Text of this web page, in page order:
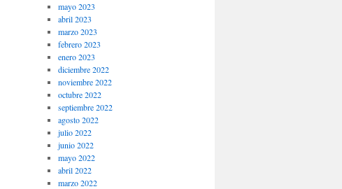
mayo 2023
abril 2023
marzo 2023
febrero 2023
enero 2023
diciembre 2022
noviembre 2022
octubre 2022
septiembre 2022
agosto 2022
julio 2022
junio 2022
mayo 2022
abril 2022
marzo 2022